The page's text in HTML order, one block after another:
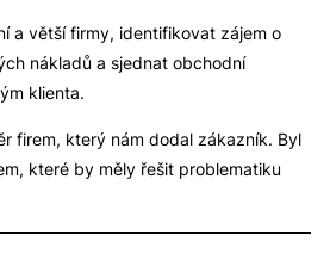
a větší firmy, identifikovat zájem o
nákladů a sjednat obchodní
klienta.
firem, který nám dodal zákazník. Byl
které by měly řešit problematiku